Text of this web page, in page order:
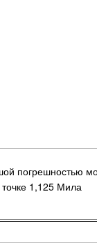
погрешностью
1,125 Мила